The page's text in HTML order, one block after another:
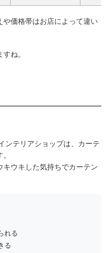
価格帯はお店によって違い
ね。
ンテリアショップは、カーテ
ウキした気持ちでカーテン
れる
る